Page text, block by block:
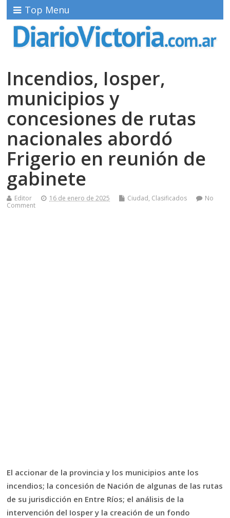
Top Menu
Incendios, Iosper,
municipios y
concesiones de rutas
nacionales abordó
Frigerio en reunión de
gabinete
Editor 16 de enero de 2025 Ciudad, Clasificados
No
Comment
El accionar de la provincia y los municipios ante los
incendios; la concesión de Nación de algunas de las rutas
de su jurisdicción en Entre Ríos; el análisis de la
intervención del Iosper y la creación de un fondo